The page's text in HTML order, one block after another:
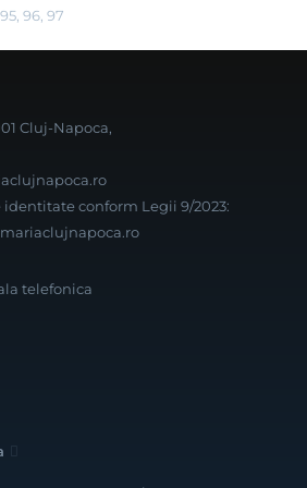
96, 97
Cluj-Napoca,
conform Legii 9/2023:
telefonica